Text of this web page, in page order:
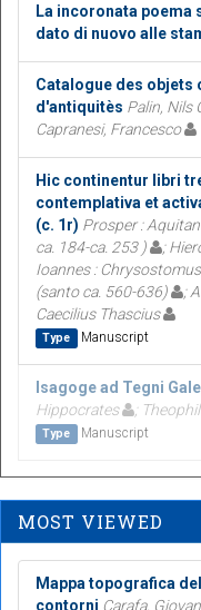
La incoronata poema
dato di nuovo alle
Catalogue des objets
d'antiquitès Palin, Nils
Capranesi, Francesco
Hic continentur libri
contemplativa et
(c. 1r) Prosper :
ca. 184-ca. 253 )
;
Ioannes :
(santo ca. 560-636)
;
Caecilius Thascius
Type Manuscript
Isagoge ad Tegni
Hippocrates
;
Type Manuscript
MOST VIEWED
Mappa topografica
contorni Carafa,